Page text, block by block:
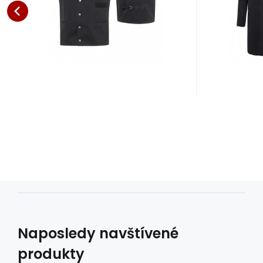
Oblíbený
Porovnat
Naposledy navštívené
produkty